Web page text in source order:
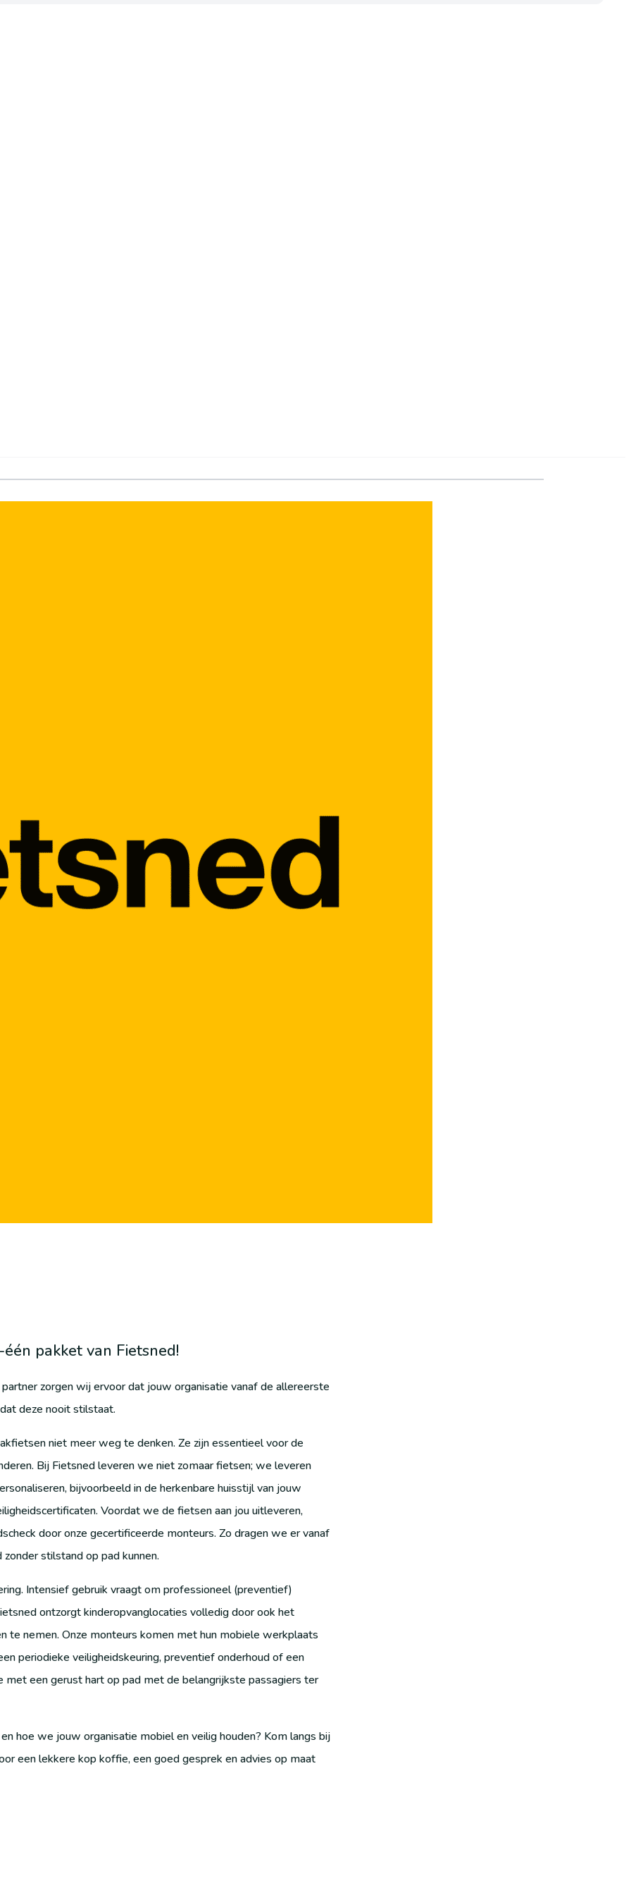
pakket van Fietsned!
zorgen wij ervoor dat jouw organisatie vanaf de allereerste
deze nooit stilstaat.
niet meer weg te denken. Ze zijn essentieel voor de
Bij Fietsned leveren we niet zomaar fietsen; we leveren
bijvoorbeeld in de herkenbare huisstijl van jouw
Voordat we de fietsen aan jou uitleveren,
door onze gecertificeerde monteurs. Zo dragen we er vanaf
stilstand op pad kunnen.
Intensief gebruik vraagt om professioneel (preventief)
ontzorgt kinderopvanglocaties volledig door ook het
te nemen. Onze monteurs komen met hun mobiele werkplaats
periodieke veiligheidskeuring, preventief onderhoud of een
met een gerust hart op pad met de belangrijkste passagiers ter
hoe we jouw organisatie mobiel en veilig houden? Kom langs bij
een lekkere kop koffie, een goed gesprek en advies op maat